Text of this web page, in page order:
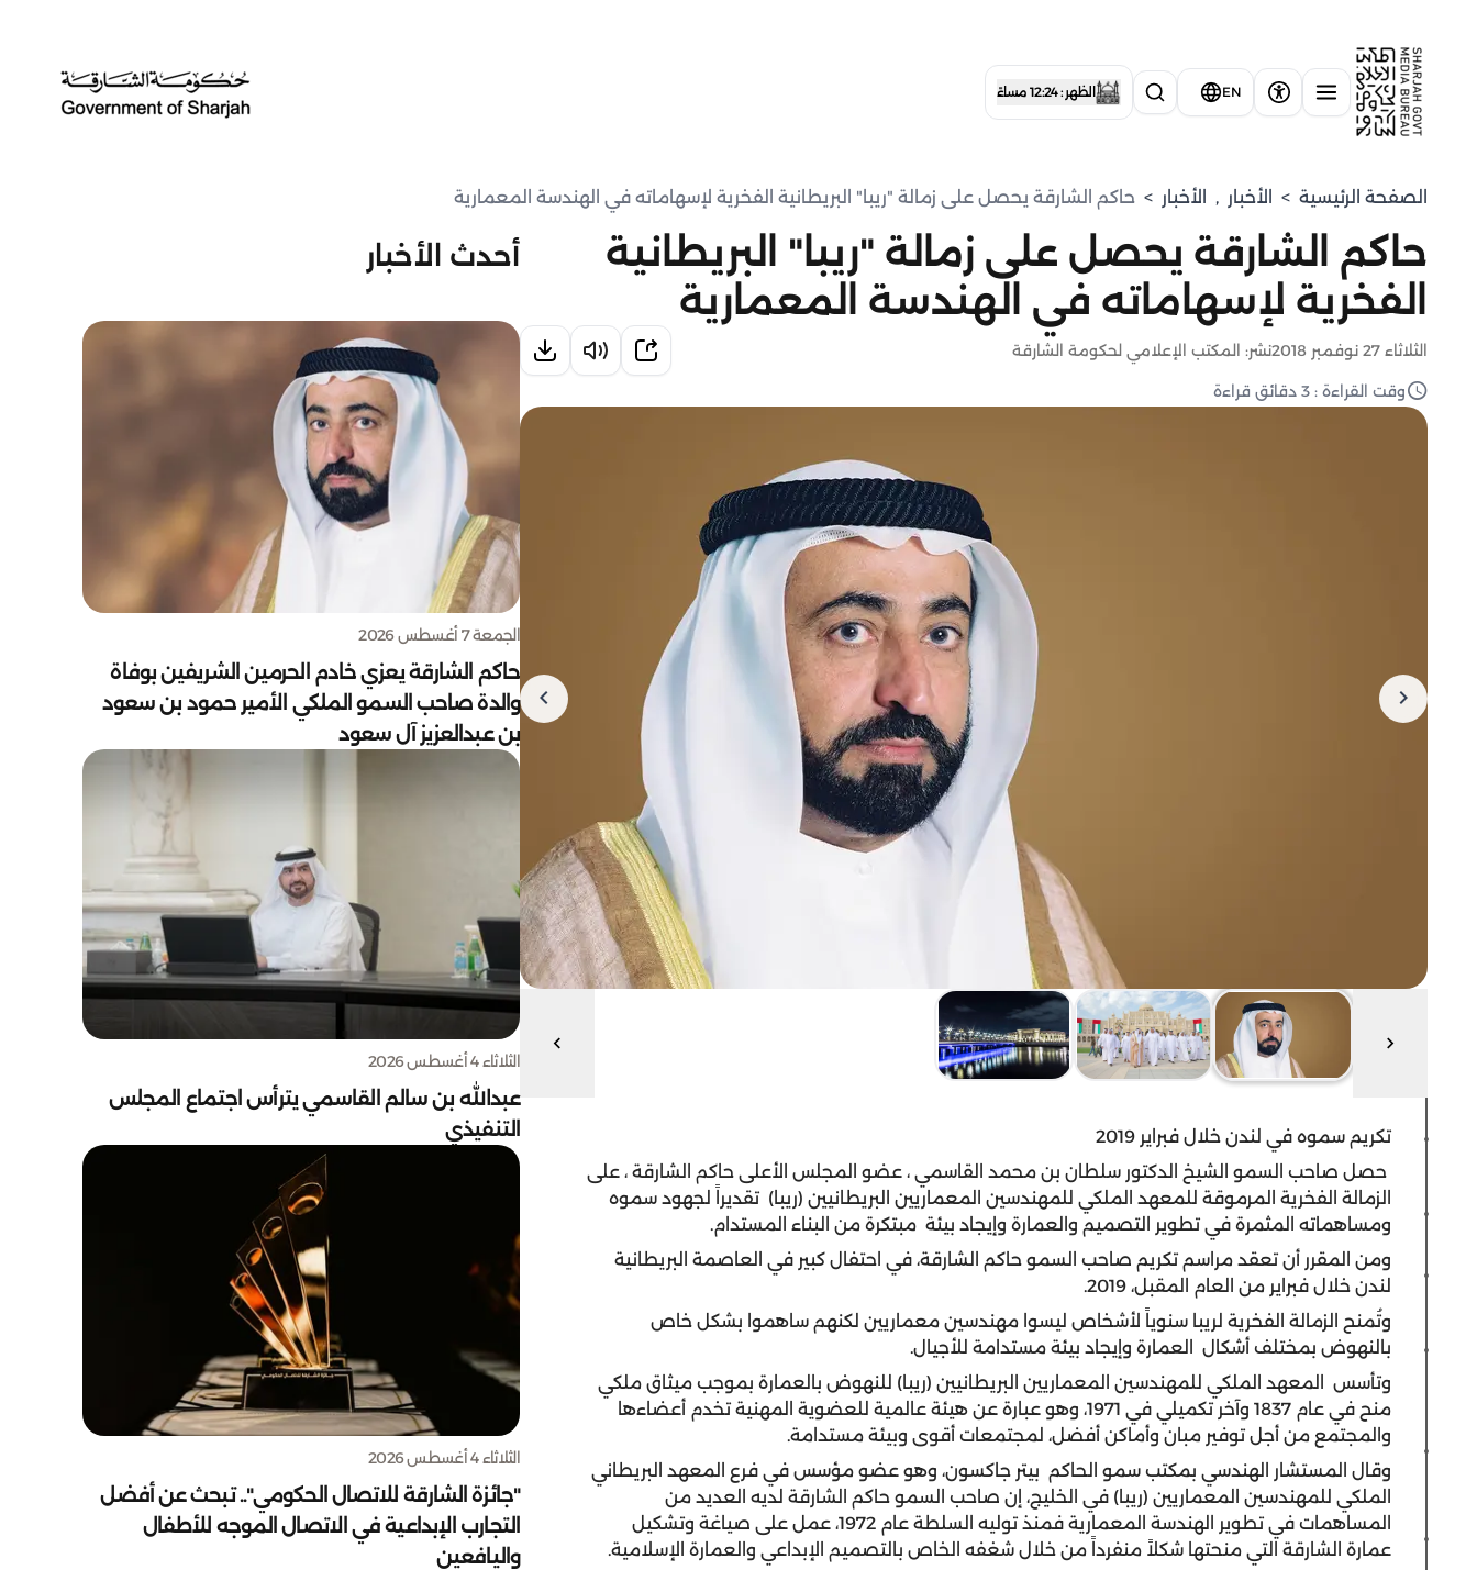
EN الظهر : 12:24 مساءً
الصفحة الرئيسية > الأخبار , الأخبار > حاكم الشارقة يحصل على زمالة "ريبا" البريطانية الفخرية لإسهاماته في الهندسة المعمارية
حاكم الشارقة يحصل على زمالة "ريبا" البريطانية
الفخرية لإسهاماته في الهندسة المعمارية
الثلاثاء 27 نوفمبر 2018 نشر: المكتب الإعلامي لحكومة الشارقة
وقت القراءة : 3 دقائق قراءة
تكريم سموه في لندن خلال فبراير 2019
حصل صاحب السمو الشيخ الدكتور سلطان بن محمد القاسمي ، عضو المجلس الأعلى حاكم الشارقة ، على
الزمالة الفخرية المرموقة للمعهد الملكي للمهندسين المعماريين البريطانيين (ريبا) تقديراً لجهود سموه
ومساهماته المثمرة في تطوير التصميم والعمارة وإيجاد بيئة مبتكرة من البناء المستدام.
ومن المقرر أن تعقد مراسم تكريم صاحب السمو حاكم الشارقة، في احتفال كبير في العاصمة البريطانية
لندن خلال فبراير من العام المقبل، 2019.
وتُمنح الزمالة الفخرية لريبا سنوياً لأشخاص ليسوا مهندسين معماريين لكنهم ساهموا بشكل خاص
بالنهوض بمختلف أشكال العمارة وإيجاد بيئة مستدامة للأجيال.
وتأسس المعهد الملكي للمهندسين المعماريين البريطانيين (ريبا) للنهوض بالعمارة بموجب ميثاق ملكي
منح في عام 1837 وآخر تكميلي في 1971، وهو عبارة عن هيئة عالمية للعضوية المهنية تخدم أعضاءها
والمجتمع من أجل توفير مبان وأماكن أفضل، لمجتمعات أقوى وبيئة مستدامة.
وقال المستشار الهندسي بمكتب سمو الحاكم بيتر جاكسون، وهو عضو مؤسس في فرع المعهد البريطاني
الملكي للمهندسين المعماريين (ريبا) في الخليج، إن صاحب السمو حاكم الشارقة لديه العديد من
المساهمات في تطوير الهندسة المعمارية فمنذ توليه السلطة عام 1972، عمل على صياغة وتشكيل
عمارة الشارقة التي منحتها شكلاً منفرداً من خلال شغفه الخاص بالتصميم الإبداعي والعمارة الإسلامية.
أحدث الأخبار
الجمعة 7 أغسطس 2026
حاكم الشارقة يعزي خادم الحرمين الشريفين بوفاة
والدة صاحب السمو الملكي الأمير حمود بن سعود
بن عبدالعزيز آل سعود
الثلاثاء 4 أغسطس 2026
عبدالله بن سالم القاسمي يترأس اجتماع المجلس
التنفيذي
الثلاثاء 4 أغسطس 2026
"جائزة الشارقة للاتصال الحكومي".. تبحث عن أفضل
التجارب الإبداعية في الاتصال الموجه للأطفال
واليافعين